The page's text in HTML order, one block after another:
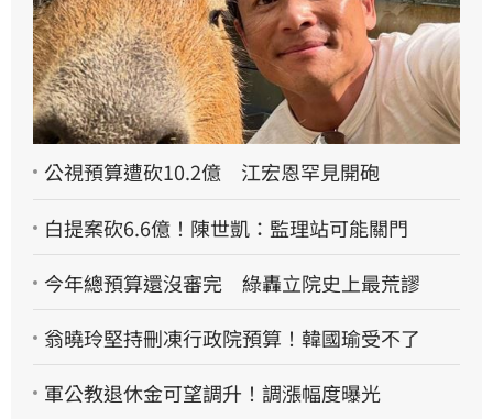
公視預算遭砍10.2億 江宏恩罕見開砲
白提案砍6.6億！陳世凱：監理站可能關門
今年總預算還沒審完 綠轟立院史上最荒謬
翁曉玲堅持刪凍行政院預算！韓國瑜受不了
軍公教退休金可望調升！調漲幅度曝光